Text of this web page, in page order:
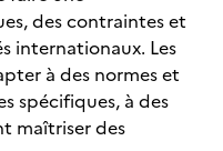
des contraintes et
internationaux. Les
à des normes et
spécifiques, à des
maîtriser des